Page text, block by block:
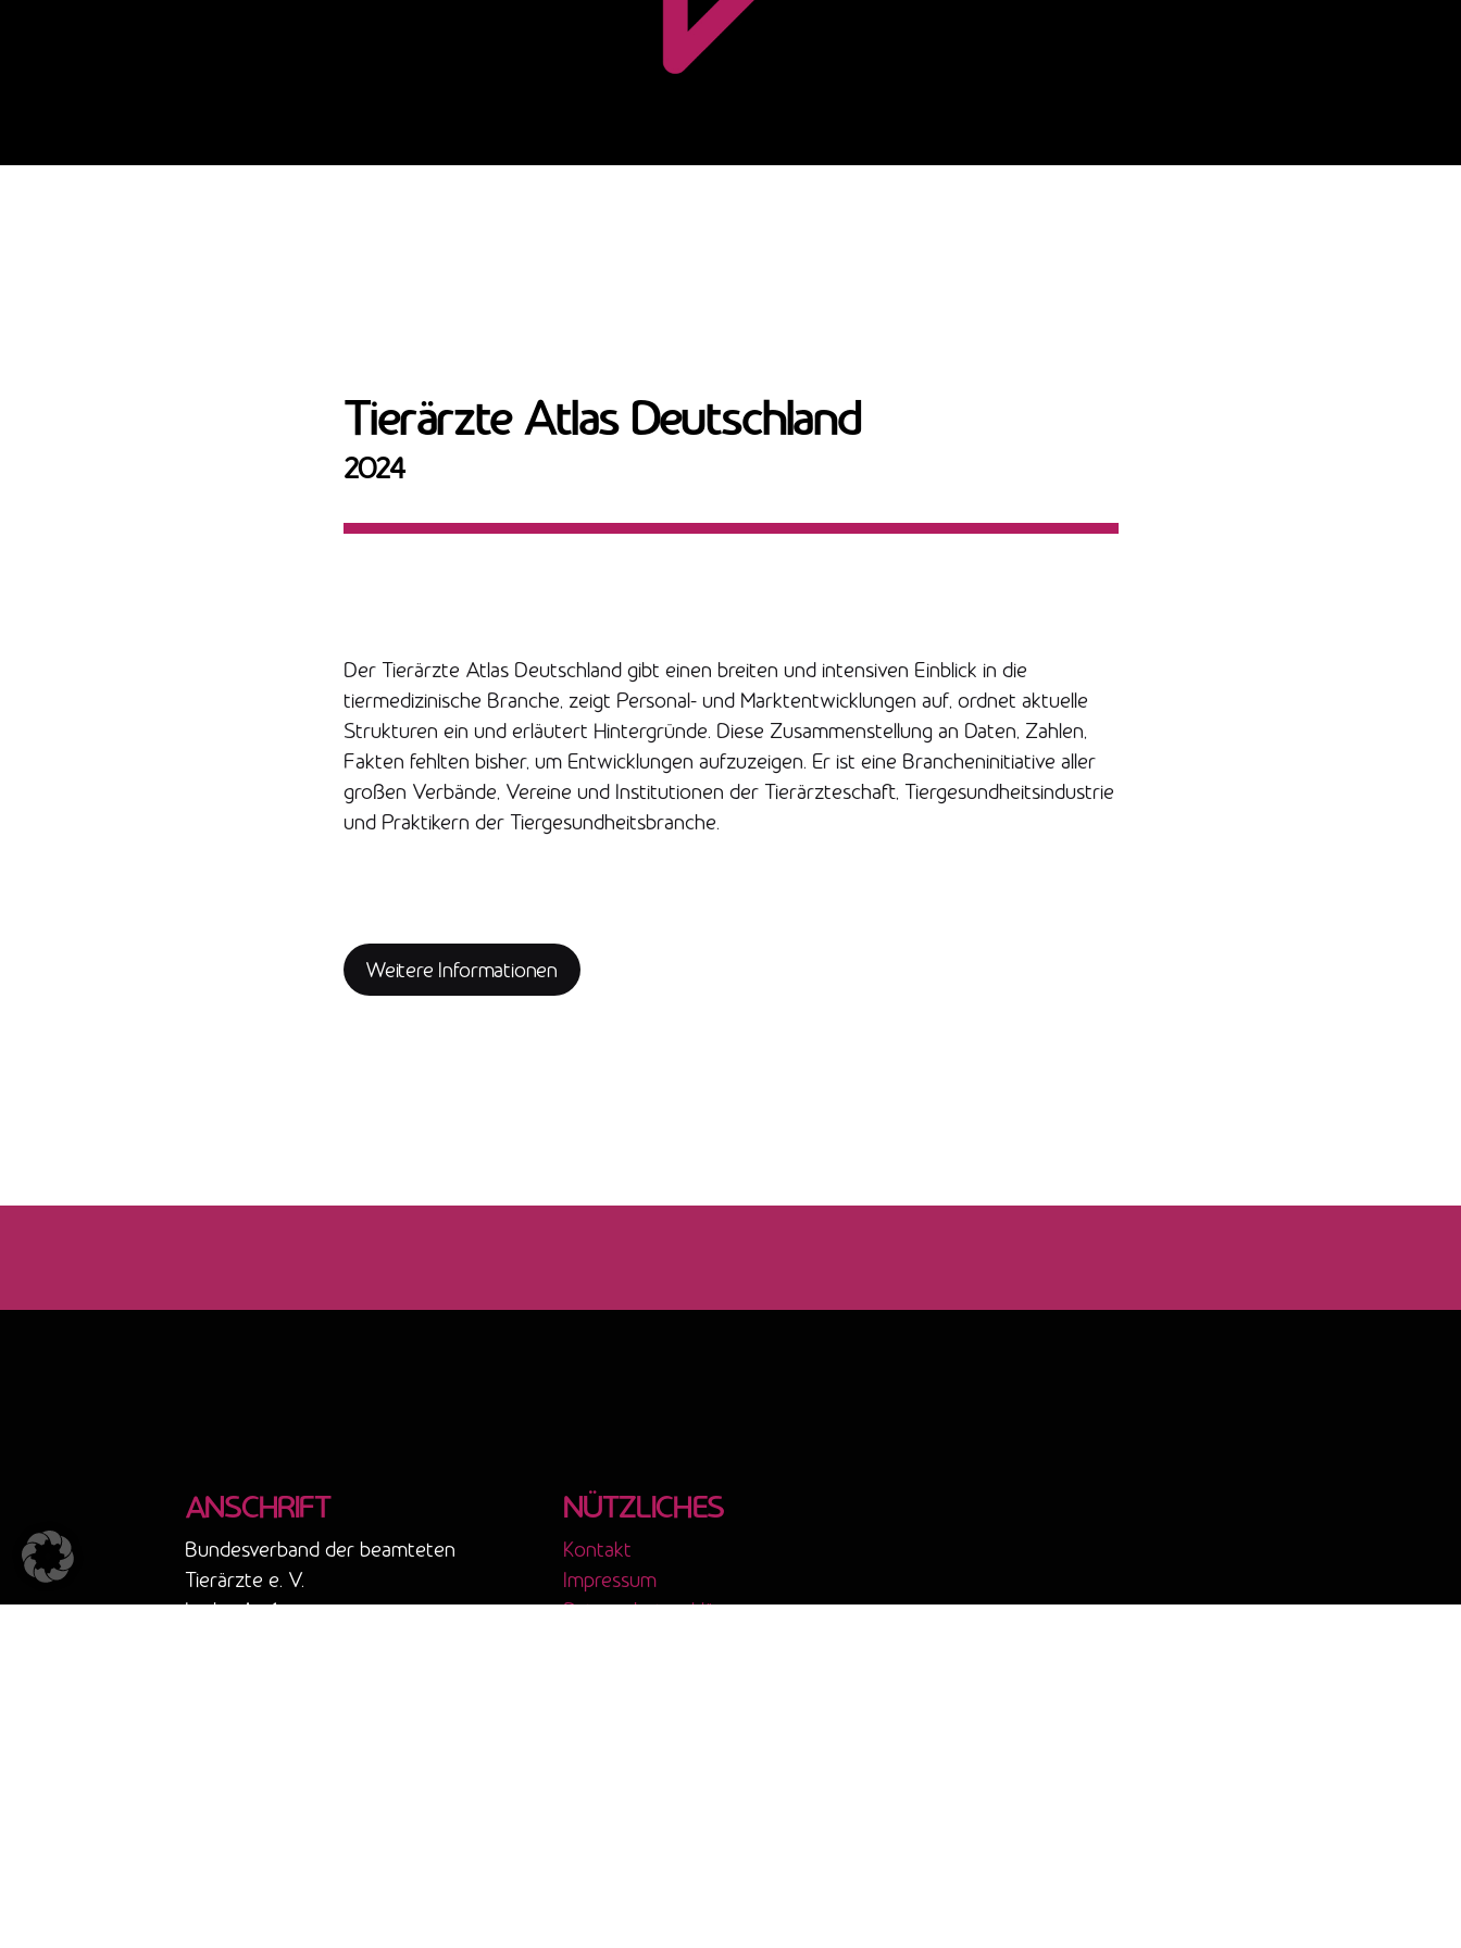
Tierärzte Atlas Deutschland
2024
Der Tierärzte Atlas Deutschland gibt einen breiten und intensiven Einblick in die
tiermedizinische Branche, zeigt Personal- und Marktentwicklungen auf, ordnet aktuelle
Strukturen ein und erläutert Hintergründe. Diese Zusammenstellung an Daten, Zahlen,
Fakten fehlten bisher, um Entwicklungen aufzuzeigen. Er ist eine Brancheninitiative aller
großen Verbände, Vereine und Institutionen der Tierärzteschaft, Tiergesundheitsindustrie
und Praktikern der Tiergesundheitsbranche.
Weitere Informationen
ANSCHRIFT
Bundesverband der beamteten
Tierärzte e. V.
In der Au 1
NÜTZLICHES
Kontakt
Impressum
Datenschutzerklärung